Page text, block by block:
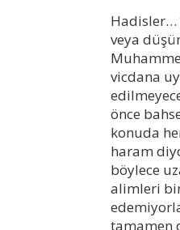
Hadisler…
veya
vicdana
önce
konuda
haram
böylece
alimleri
tamamen